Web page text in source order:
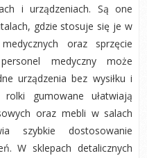
i urządzeniach. Są one
gdzie stosuje się je w
oraz sprzęcie
medyczny może
urządzenia bez wysiłku i
gumowane ułatwiają
oraz mebli w salach
szybkie dostosowanie
W sklepach detalicznych